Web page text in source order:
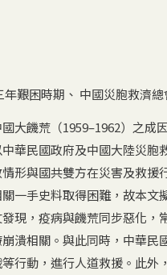
年艱困時期 、 中國災胞救濟總
大饑荒（1959–1962）之成
華民國政府及中國大陸災
形與國共雙方在災害及救
一手史料取得困難，故本
現，疫病與饑荒同步惡化
潰相關。與此同時，中華
行動，進行人道救援。此